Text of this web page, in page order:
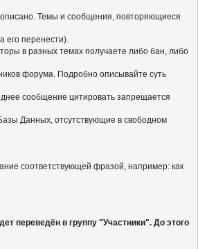
Темы и сообщения, повторяющиеся
его перенести).
в разных темах получаете либо бан, либо
форума. Подробно описывайте суть
сообщение цитировать запрещается
Данных, отсутствующие в свободном
соответствующей фразой, например: как
переведён в группу "Участники". До этого